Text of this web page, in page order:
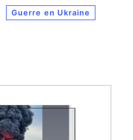
Guerre en Ukraine